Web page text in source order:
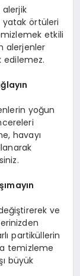
yatak örtüleri
etkili
alerjenler
edilemez.
yoğun
havayı
ve
partiküllerin
temizleme
büyük